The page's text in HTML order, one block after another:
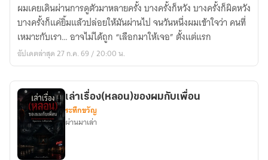
เจอ
คน
ที่
ใช่
ผมเคยเดินผ่านการดูตัวมาหลายครั้ง บางครั้งก็หวัง บางครั้งก็ผิดหวัง
บางครั้งก็แค่ยิ้มแล้วปล่อยให้มันผ่านไป จนวันหนึ่งผมเข้าใจว่า คนที่
เหมาะกับเรา… อาจไม่ได้ถูก “เลือกมาให้เจอ” ตั้งแต่แรก
อัปเดตล่าสุด 27 ก.ค. 69 / 20:00 น.
เล่าเรื่อง(หลอน)ของผมกับเพื่อน
ระทึกขวัญ
ผ่านมาเล่า